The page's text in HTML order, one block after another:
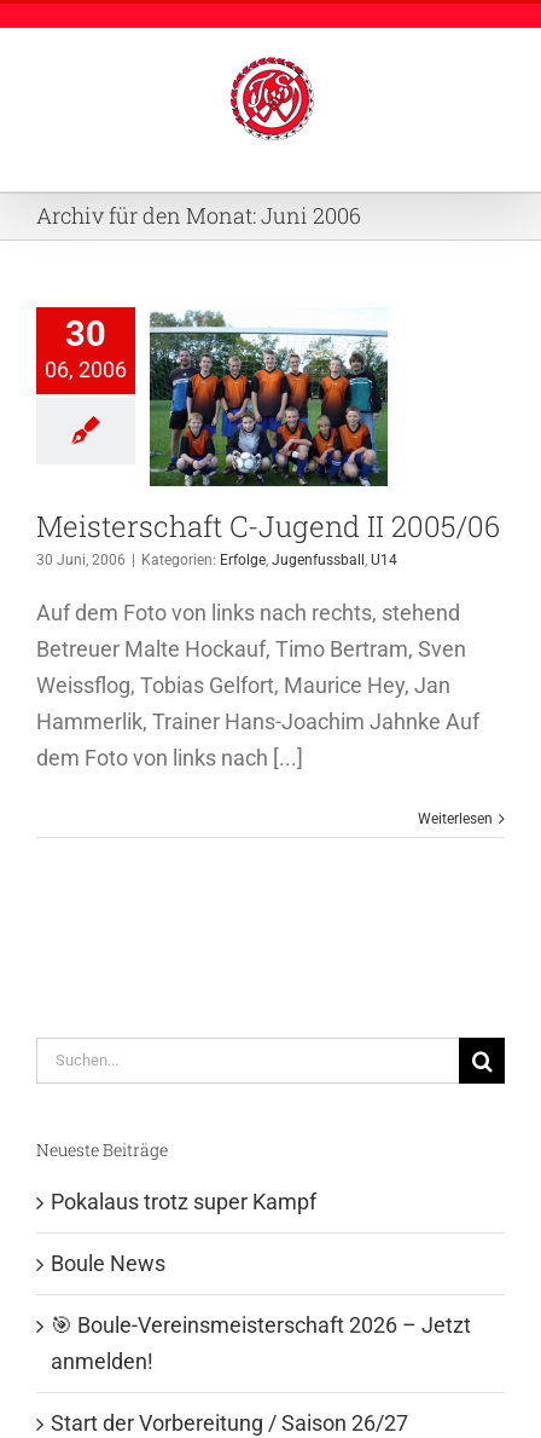
Archiv für den Monat:Juni 2006
30
06, 2006
C-
06
Meisterschaft C-Jugend II 2005/06
30 Juni, 2006 | Kategorien: Erfolge Jugenfussball U14
Auf dem Foto von links nach rechts, stehend
Betreuer Malte Hockauf, Timo Bertram, Sven
Weissflog, Tobias Gelfort, Maurice Hey, Jan
Hammerlik, Trainer Hans-Joachim Jahnke Auf
dem Foto von links nach [...]
Weiterlesen
Suche
nach:
Neueste Beiträge
Pokalaus trotz super Kampf
Boule News
🎯 Boule-Vereinsmeisterschaft 2026 – Jetzt
anmelden!
Start der Vorbereitung / Saison 26/27